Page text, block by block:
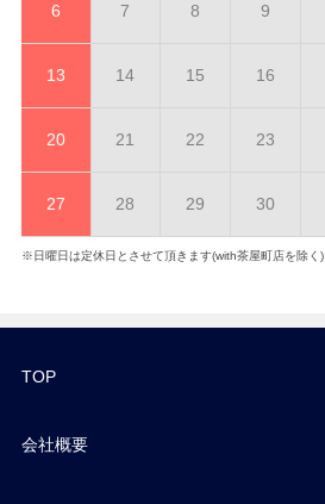
6 7 8 9
13 14 15 16
20 21 22 23
27 28 29 30
※日曜日は定休日とさせて頂きます(with茶屋町店を除く)
TOP
会社概要